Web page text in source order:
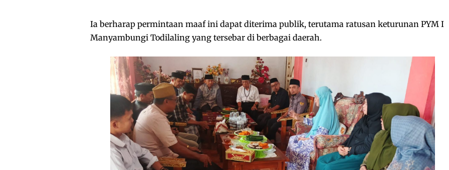
Ia berharap permintaan maaf ini dapat diterima publik, terutama ratusan keturunan PYM I
Manyambungi Todilaling yang tersebar di berbagai daerah.